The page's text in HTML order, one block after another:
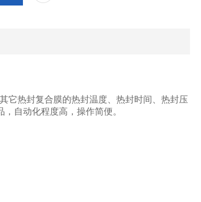
热封复合膜的热封温度、热封时间、热封压
自动化程度高，操作简便。